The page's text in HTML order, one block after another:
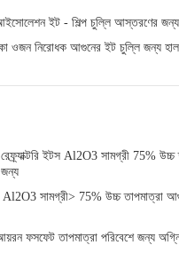
আইসোলেশন ইট - শিল্প চুল্লি আস্তরণের
ওজন নিরোধক আগুনের ইট চুল্লি জন্য
ইটস Al2O3 সামগ্রী 75% উচ্চ
জন্য
Al2O3 সামগ্রী> 75% উচ্চ তাপমাত্রা
আয়রন ফসফেট তাপমাত্রা পরিবেশে জন্য